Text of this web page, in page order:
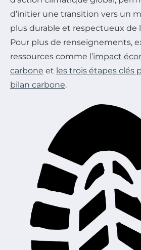
d’initier une transition vers un
plus durable et respectueux de
Pour plus de renseignements,
ressources comme l’impact
carbone et les trois étapes clés
bilan carbone.